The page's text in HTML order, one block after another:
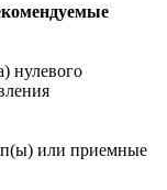
нулевого
или приемные